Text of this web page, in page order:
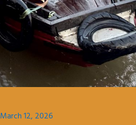
March 12, 2026